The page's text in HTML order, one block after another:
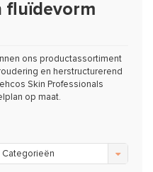
fluïdevorm
ons productassortiment
en herstructurerend
Skin Professionals
op maat.
Categorieën